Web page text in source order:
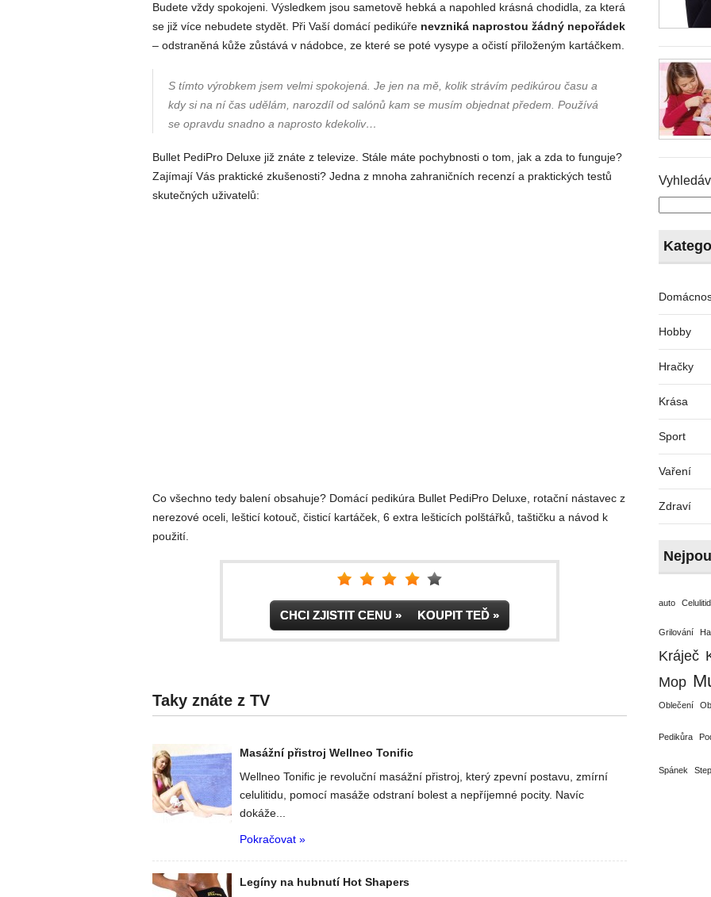
Budete vždy spokojeni. Výsledkem jsou sametově hebká a napohled krásná chodidla, za která
se již více nebudete stydět. Při Vaší domácí pedikúře nevzniká naprostou žádný nepořádek
– odstraněná kůže zůstává v nádobce, ze které se poté vysype a očistí přiloženým kartáčkem.
S tímto výrobkem jsem velmi spokojená. Je jen na mě, kolik strávím pedikúrou času a
kdy si na ní čas udělám, narozdíl od salónů kam se musím objednat předem. Používá
se opravdu snadno a naprosto kdekoliv…
Bullet PediPro Deluxe již znáte z televize. Stále máte pochybnosti o tom, jak a zda to funguje?
Zajímají Vás praktické zkušenosti? Jedna z mnoha zahraničních recenzí a praktických testů
skutečných uživatelů:
Co všechno tedy balení obsahuje? Domácí pedikúra Bullet PediPro Deluxe, rotační nástavec z
nerezové oceli, lešticí kotouč, čisticí kartáček, 6 extra lešticích polštářků, taštičku a návod k
použití.
CHCI ZJISTIT CENU » KOUPIT TEĎ »
Taky znáte z TV
Masážní přistroj Wellneo Tonific
Wellneo Tonific je revoluční masážní přistroj, který zpevní postavu, zmírní
celulitidu, pomocí masáže odstraní bolest a nepříjemné pocity. Navíc
dokáže...
Pokračovat »
Legíny na hubnutí Hot Shapers
Hobby
Hračky
Krása
Sport
Vaření
Zdraví
auto
Grilování
Kráječ
Mop
Oblečení
Pedikůra
Spánek